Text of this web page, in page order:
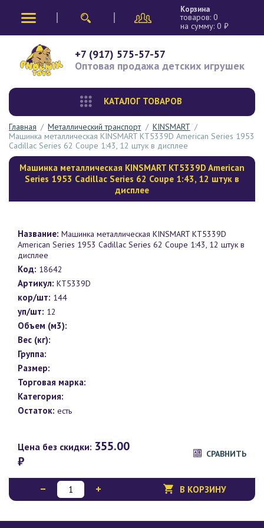
Корзина
товаров: 0
на сумму: 0₽
+7 (917) 575-57-57
Оптовая продажа детских игрушек
КАТАЛОГ ТОВАРОВ
Главная / Металлический транспорт / KINSMART /
Mашинка металлическая KINSMART KT5339D American Series 1953
Cadillac Series 62 Coupe 1:43, 12 штук в дисплее
Mашинка металлическая KINSMART KT5339D American
Series 1953 Cadillac Series 62 Coupe 1:43, 12 штук в
дисплее
Название: Mашинка металлическая KINSMART KT5339D
American Series 1953 Cadillac Series 62 Coupe 1:43, 12 штук в
дисплее
Код: 18642
Артикул: KT5339D
кор/шт: 144
уп/шт: 12
Объем (м3):
Вес (кг):
Группа:
Размер:
Торговая марка:
Категория:
Остаток: есть
Цена без скидки: 355.00
₽
СРАВНИТЬ
В КОРЗИНУ